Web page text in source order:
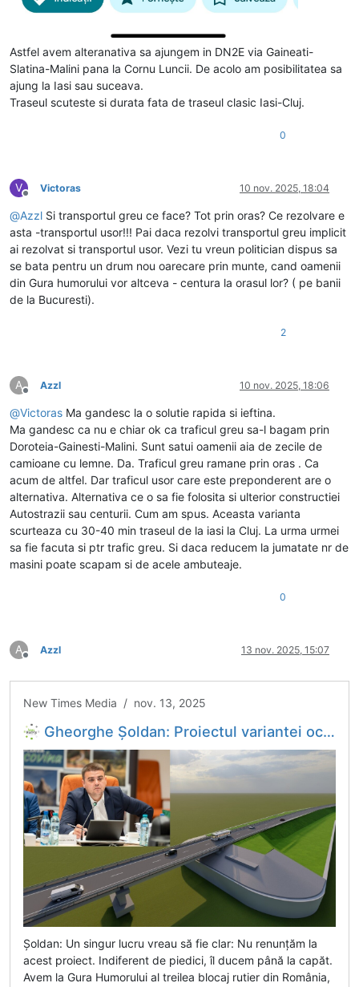
Astfel avem alteranativa sa ajungem in DN2E via Gaineati-
Slatina-Malini pana la Cornu Luncii. De acolo am posibilitatea sa
ajung la Iasi sau suceava.
Traseul scuteste si durata fata de traseul clasic Iasi-Cluj.
0
V
Deconectat
Victoras 10 nov. 2025, 18:04
@Azzl Si transportul greu ce face? Tot prin oras? Ce rezolvare e
asta -transportul usor!!! Pai daca rezolvi transportul greu implicit
ai rezolvat si transportul usor. Vezi tu vreun politician dispus sa
se bata pentru un drum nou oarecare prin munte, cand oamenii
din Gura humorului vor altceva - centura la orasul lor? ( pe banii
de la Bucuresti).
2
A
Deconectat
Azzl 10 nov. 2025, 18:06
@Victoras Ma gandesc la o solutie rapida si ieftina.
Ma gandesc ca nu e chiar ok ca traficul greu sa-l bagam prin
Doroteia-Gainesti-Malini. Sunt satui oamenii aia de zecile de
camioane cu lemne. Da. Traficul greu ramane prin oras . Ca
acum de altfel. Dar traficul usor care este preponderent are o
alternativa. Alternativa ce o sa fie folosita si ulterior constructiei
Autostrazii sau centurii. Cum am spus. Aceasta varianta
scurteaza cu 30-40 min traseul de la iasi la Cluj. La urma urmei
sa fie facuta si ptr trafic greu. Si daca reducem la jumatate nr de
masini poate scapam si de acele ambuteaje.
0
A
Deconectat
Azzl 13 nov. 2025, 15:07
New Times Media / nov. 13, 2025
Gheorghe Șoldan: Proiectul variantei ocolitoare de la Gura Humorului merge înainte. Am ales să fac eu pasul care să deblocheze situația pentrui că e un proiect care nu mai poate fi amânat
Șoldan: Un singur lucru vreau să fie clar: Nu renunțăm la
acest proiect. Indiferent de piedici, îl ducem până la capăt.
Avem la Gura Humorului al treilea blocaj rutier din România,